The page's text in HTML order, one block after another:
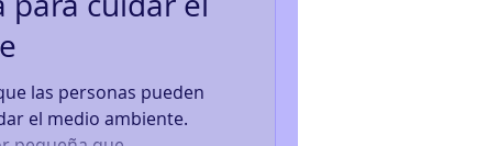
las personas pueden
el medio ambiente.